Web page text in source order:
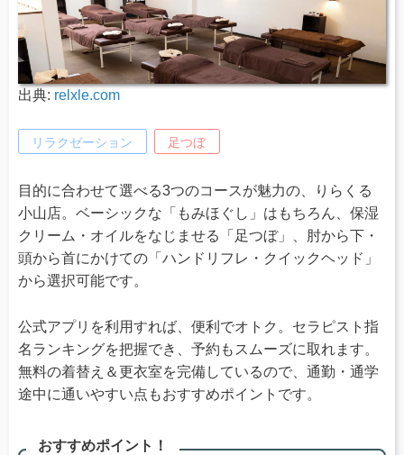
出典: relxle.com
リラクゼーション 足つぼ
目的に合わせて選べる3つのコースが魅力の、りらくる
小山店。ベーシックな「もみほぐし」はもちろん、保湿
クリーム・オイルをなじませる「足つぼ」、肘から下・
頭から首にかけての「ハンドリフレ・クイックヘッド」
から選択可能です。
公式アプリを利用すれば、便利でオトク。セラピスト指
名ランキングを把握でき、予約もスムーズに取れます。
無料の着替え＆更衣室を完備しているので、通勤・通学
途中に通いやすい点もおすすめポイントです。
おすすめポイント！